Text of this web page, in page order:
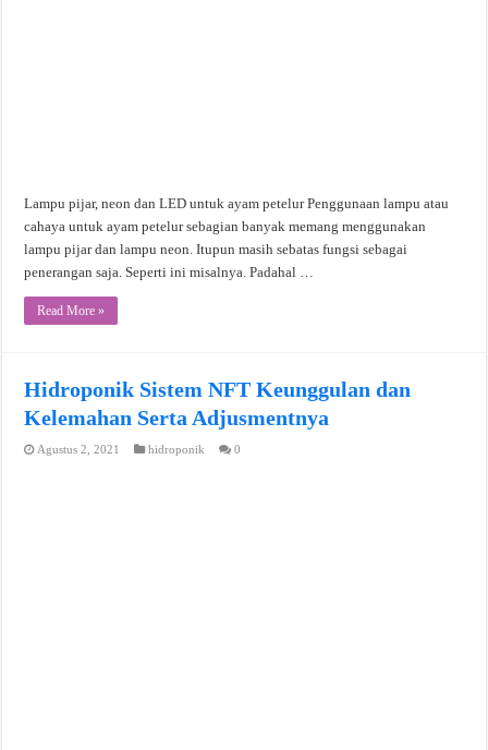
Lampu pijar, neon dan LED untuk ayam petelur Penggunaan lampu atau
cahaya untuk ayam petelur sebagian banyak memang menggunakan
lampu pijar dan lampu neon. Itupun masih sebatas fungsi sebagai
penerangan saja. Seperti ini misalnya. Padahal …
Read More »
Hidroponik Sistem NFT Keunggulan dan
Kelemahan Serta Adjusmentnya
Agustus 2, 2021 hidroponik 0